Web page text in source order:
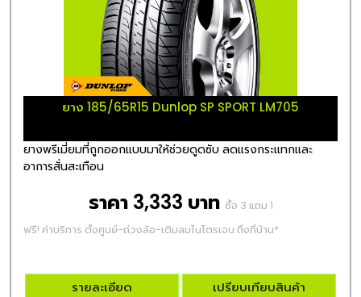
ยาง 185/65R15 Dunlop SP SPORT LM705
ยางพรีเมี่ยมที่ถูกออกแบบมาให้ช่วยดูดซับ ลดแรงกระแทกและ
อาการสั่นสะเทือน
ราคา 3,333 บาท ซื้อ 3 แถม 1
ฟรี! ค่าบริการ ตั้งศูนย์-ถ่วงล้อ-เติมลมไนโตรเจน ถึงที่บ้าน*
รายละเอียด เปรียบเทียบสินค้า